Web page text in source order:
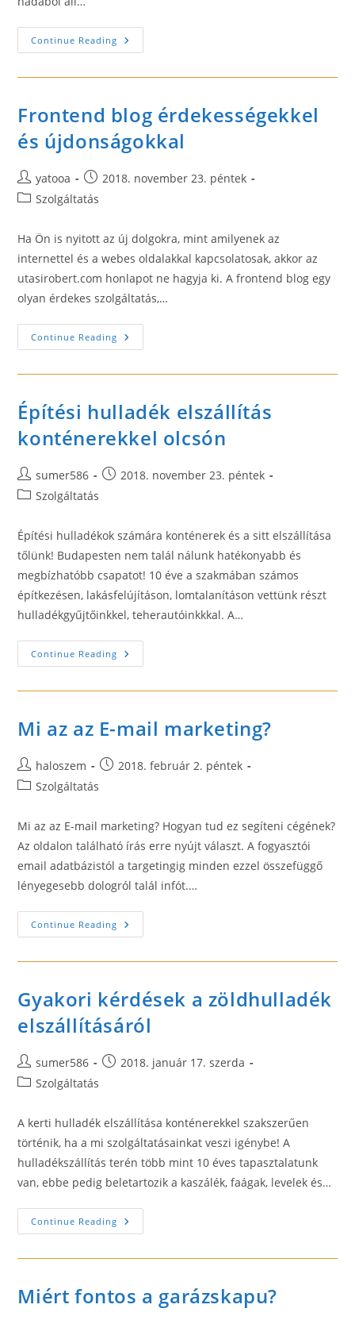
Continue Reading Budapesten
Konténer
És
Frontend blog érdekességekkel
és újdonságokkal
Post
author:
yatooa
Post
published:
2018. november 23. péntek
PostSzolgáltatás
Ha Ön is nyitott az új dolgokra, mint amilyenek az
internettel és a webes oldalakkal kapcsolatosak, akkor az
utasirobert.com honlapot ne hagyja ki. A frontend blog egy
olyan érdekes szolgáltatás,…
Continue Reading Frontend
Blog
És
Építési hulladék elszállítás
konténerekkel olcsón
Post
author:
sumer586
Post2018. november 23. péntek
PostSzolgáltatás
Építési hulladékok számára konténerek és a sitt elszállítása
tőlünk! Budapesten nem talál nálunk hatékonyabb és
megbízhatóbb csapatot! 10 éve a szakmában számos
építkezésen, lakásfelújításon, lomtalanításon vettünk részt
hulladékgyűjtőinkkel, teherautóinkkkal. A…
Continue Reading Építési
Hulladék
Konténerekkel
Mi az az E-mail marketing?
Post
author:
haloszem
Post2018. február 2. péntek
PostSzolgáltatás
Mi az az E-mail marketing? Hogyan tud ez segíteni cégének?
Az oldalon található írás erre nyújt választ. A fogyasztói
email adatbázistól a targetingig minden ezzel összefüggő
lényegesebb dologról talál infót.…
Continue Reading Mi
Az
E-
Gyakori kérdések a zöldhulladék
elszállításáról
Post
author:
sumer586
Post2018. január 17. szerda
PostSzolgáltatás
A kerti hulladék elszállítása konténerekkel szakszerűen
történik, ha a mi szolgáltatásainkat veszi igénybe! A
hulladékszállítás terén több mint 10 éves tapasztalatunk
van, ebbe pedig beletartozik a kaszálék, faágak, levelek és…
Continue Reading Gyakori
Kérdések
Zöldhulladék
Miért fontos a garázskapu?